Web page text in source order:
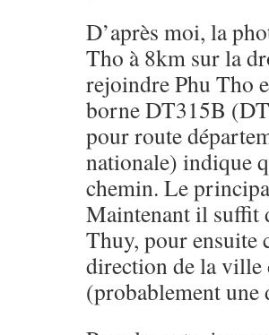
D’après moi, la
Tho à 8km sur la
rejoindre Phu Tho
borne DT315B
pour route
nationale) indique
chemin. Le
Maintenant il suffit
Thuy, pour ensuite
direction de la ville
(probablement une